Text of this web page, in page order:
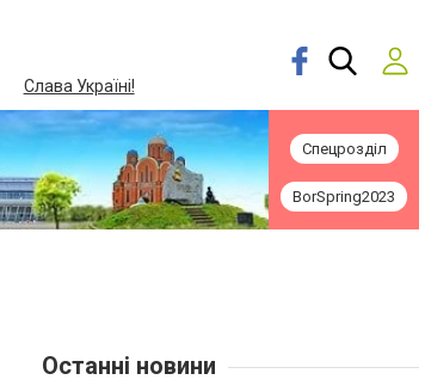
Слава Україні!
Спецрозділ
BorSpring2023
Останні новини